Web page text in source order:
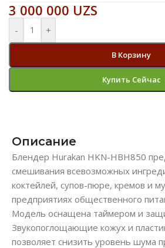
3 000 000 UZS
- +
В Корзину
Купить Сейчас
Описание
Блендер Hurakan HKN-HBH850
смешивания всевозможных
коктейлей, супов-пюре, кремов и
предприятиях общественного
Модель оснащена таймером и
Звукопоглощающие кожух и
позволяет снизить уровень шума